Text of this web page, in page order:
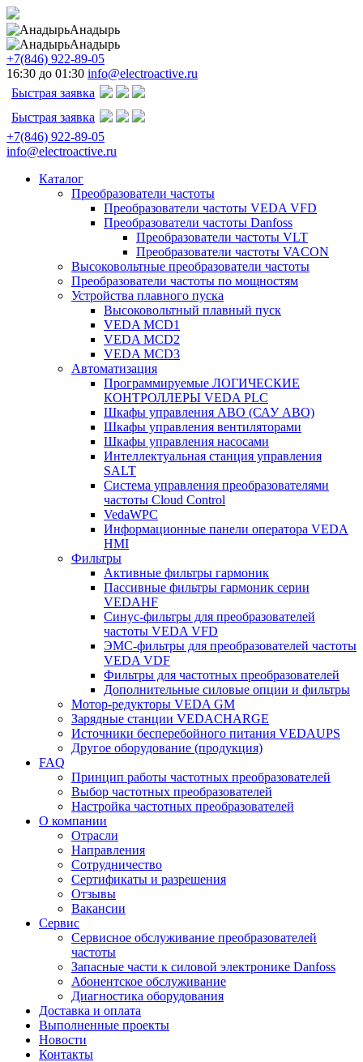
Анадырь
Анадырь
+7(846) 922-89-05
16:30 до 01:30 info@electroactive.ru
Быстрая заявка
Быстрая заявка
+7(846) 922-89-05
info@electroactive.ru
Каталог
Преобразователи частоты
Преобразователи частоты VEDA VFD
Преобразователи частоты Danfoss
Преобразователи частоты VLT
Преобразователи частоты VACON
Высоковольтные преобразователи частоты
Преобразователи частоты по мощностям
Устройства плавного пуска
Высоковольтный плавный пуск
VEDA MCD1
VEDA MCD2
VEDA MCD3
Автоматизация
Программируемые ЛОГИЧЕСКИЕ
КОНТРОЛЛЕРЫ VEDA PLC
Шкафы управления АВО (САУ АВО)
Шкафы управления вентиляторами
Шкафы управления насосами
Интеллектуальная станция управления
SALT
Система управления преобразователями
частоты Cloud Control
VedaWPC
Информационные панели оператора VEDA
HMI
Фильтры
Активные фильтры гармоник
Пассивные фильтры гармоник серии
VEDAHF
Синус-фильтры для преобразователей
частоты VEDA VFD
ЭМС-фильтры для преобразователей частоты
VEDA VDF
Фильтры для частотных преобразователей
Дополнительные силовые опции и фильтры
Мотор-редукторы VEDA GM
Зарядные станции VEDACHARGE
Источники бесперебойного питания VEDAUPS
Другое оборудование (продукция)
FAQ
Принцип работы частотных преобразователей
Выбор частотных преобразователей
Настройка частотных преобразователей
О компании
Отрасли
Направления
Сотрудничество
Сертификаты и разрешения
Отзывы
Вакансии
Сервис
Сервисное обслуживание преобразователей
частоты
Запасные части к силовой электронике Danfoss
Абонентское обслуживание
Диагностика оборудования
Доставка и оплата
Выполненные проекты
Новости
Контакты